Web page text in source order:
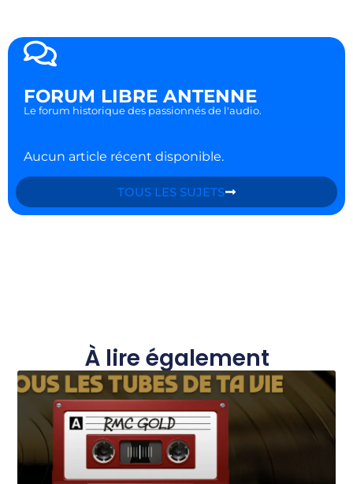
FORUM LIBRE ANTENNE
Le forum historique des passionnés de l'audio.
Aucun article récent disponible.
TOUS LES SUJETS
À lire également